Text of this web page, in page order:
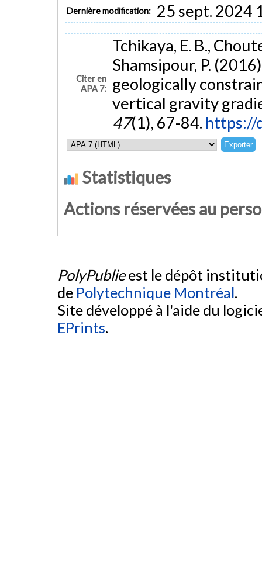
Dernière modification: 25 sept. 2024
Citer en
APA 7:
Tchikaya, E. B.,
Shamsipour, P.
geologically
vertical gravity
47(1), 67-84. https://
Statistiques
Actions réservées au
PolyPublieest le dépôt
de Polytechnique Montréal.
Site développé à l'aide du
EPrints.